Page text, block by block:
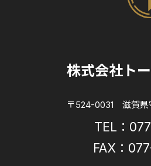
株式会社ト
〒524-0031 滋賀県
TEL：
FAX：